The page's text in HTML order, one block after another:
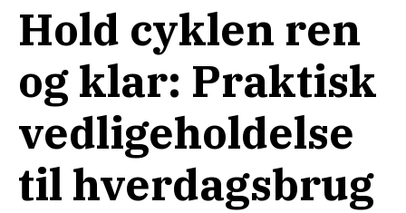
Hold cyklen ren
og klar: Praktisk
vedligeholdelse
til hverdagsbrug